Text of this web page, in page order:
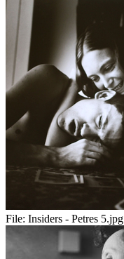
File: Insiders - Petres 5.jpg